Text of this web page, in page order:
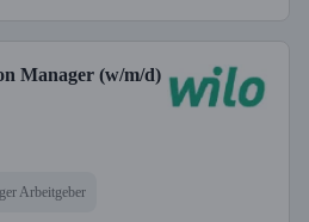
Manager (w/m/d)
Arbeitgeber